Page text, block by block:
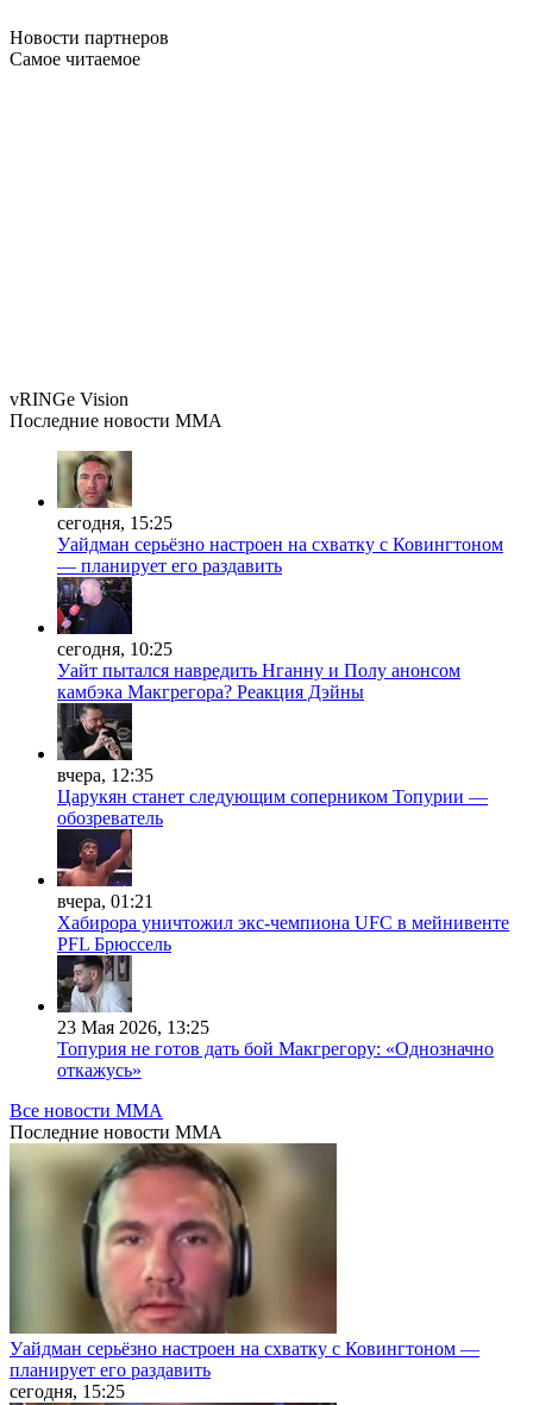
Новости партнеров
Самое читаемое
vRINGe Vision
Последние новости MMA
сегодня, 15:25
Уайдман серьёзно настроен на схватку с Ковингтоном
— планирует его раздавить
сегодня, 10:25
Уайт пытался навредить Нганну и Полу анонсом
камбэка Макгрегора? Реакция Дэйны
вчера, 12:35
Царукян станет следующим соперником Топурии —
обозреватель
вчера, 01:21
Хабирора уничтожил экс-чемпиона UFC в мейнивенте
PFL Брюссель
23 Мая 2026, 13:25
Топурия не готов дать бой Макгрегору: «Однозначно
откажусь»
Все новости MMA
Последние новости MMA
Уайдман серьёзно настроен на схватку с Ковингтоном —
планирует его раздавить
сегодня, 15:25